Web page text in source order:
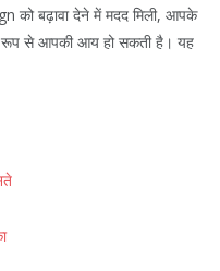
बढ़ावा देने में मदद मिली, आपके
रूप से आपकी आय हो सकती है। यह